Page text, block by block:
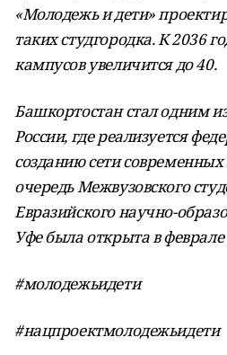
«Молодежь и дети»
таких студгородка. К 2036
кампусов увеличится до 40.
Башкортостан стал одним
России, где реализуется
созданию сети
очередь Межвузовского
Евразийского научно-
Уфе была открыта в феврале
#молодежьидети
#нацпроектмолодежьидети